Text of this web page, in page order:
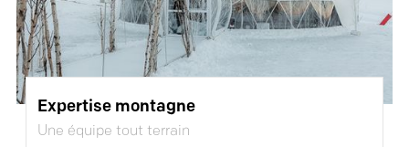
Expertise montagne
Une équipe tout terrain